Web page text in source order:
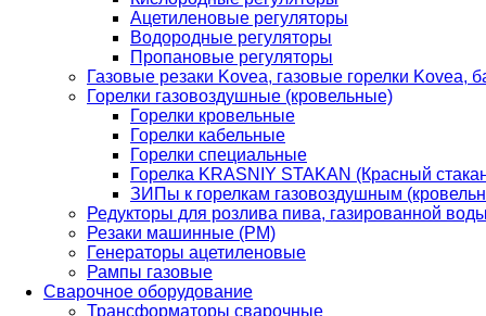
Ацетиленовые регуляторы
Водородные регуляторы
Пропановые регуляторы
Газовые резаки Kovea, газовые горелки Kovea,
Горелки газовоздушные (кровельные)
Горелки кровельные
Горелки кабельные
Горелки специальные
Горелка KRASNIY STAKAN (Красный
ЗИПы к горелкам газовоздушным
Редукторы для розлива пива, газированной
Резаки машинные (РМ)
Генераторы ацетиленовые
Рампы газовые
Сварочное оборудование
Трансформаторы сварочные